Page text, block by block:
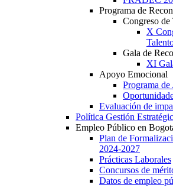
Programa de
Congreso
X
Gala de
XI
Apoyo Emocional
Programa
Evaluación de
Política Gestión
Empleo Público en
Plan de
2024-2027
Prácticas Laborales
Concursos de
Datos de empleo